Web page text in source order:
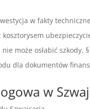
w fakty techniczne
kosztorysem
może osłabić szkody. §
dla dokumentów
w